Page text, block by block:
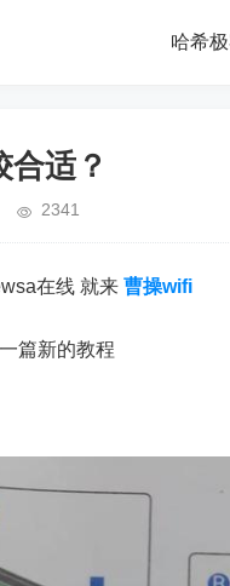
哈希
适？
2341
在线 就来 曹操wifi
篇新的教程